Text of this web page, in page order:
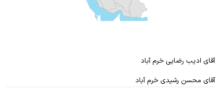
آقای ادیب رضایی خرم آباد
آقای محسن رشیدی خرم آباد